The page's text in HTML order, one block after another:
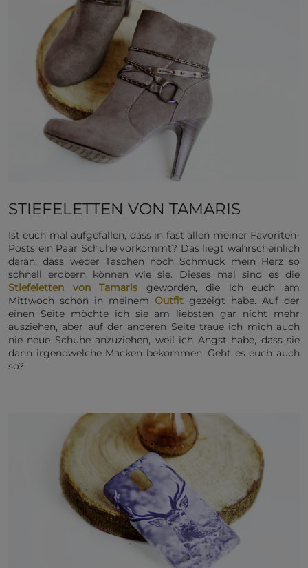
STIEFELETTEN VON TAMARIS
Ist euch mal aufgefallen, dass in fast allen meiner Favoriten-
Posts ein Paar Schuhe vorkommt? Das liegt wahrscheinlich
daran, dass weder Taschen noch Schmuck mein Herz so
schnell erobern können wie sie. Dieses mal sind es die
Stiefeletten von Tamaris geworden, die ich euch am
Mittwoch schon in meinem Outfit gezeigt habe. Auf der
einen Seite möchte ich sie am liebsten gar nicht mehr
ausziehen, aber auf der anderen Seite traue ich mich auch
nie neue Schuhe anzuziehen, weil ich Angst habe, dass sie
dann irgendwelche Macken bekommen. Geht es euch auch
so?